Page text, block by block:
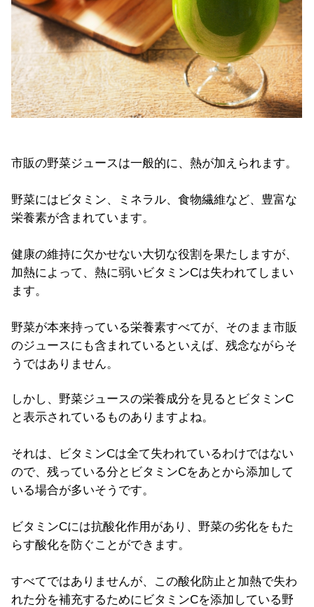
市販の野菜ジュースは一般的に、熱が加えられます。
野菜にはビタミン、ミネラル、食物繊維など、豊富な
栄養素が含まれています。
健康の維持に欠かせない大切な役割を果たしますが、
加熱によって、熱に弱いビタミンCは失われてしまい
ます。
野菜が本来持っている栄養素すべてが、そのまま市販
のジュースにも含まれているといえば、残念ながらそ
うではありません。
しかし、野菜ジュースの栄養成分を見るとビタミンC
と表示されているものありますよね。
それは、ビタミンCは全て失われているわけではない
ので、残っている分とビタミンCをあとから添加して
いる場合が多いそうです。
ビタミンCには抗酸化作用があり、野菜の劣化をもた
らす酸化を防ぐことができます。
すべてではありませんが、この酸化防止と加熱で失わ
れた分を補充するためにビタミンCを添加している野